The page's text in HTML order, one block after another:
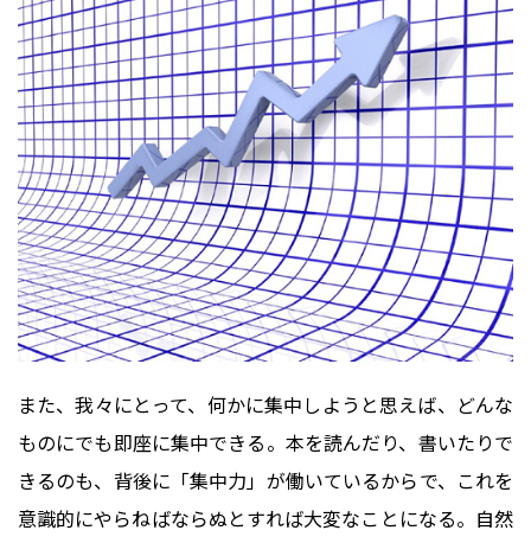
また、我々にとって、何かに集中しようと思えば、どんな
ものにでも即座に集中できる。本を読んだり、書いたりで
きるのも、背後に「集中力」が働いているからで、これを
意識的にやらねばならぬとすれば大変なことになる。自然